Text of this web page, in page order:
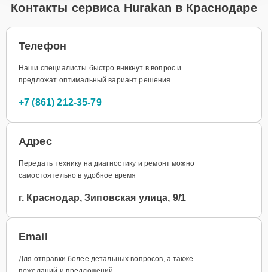
Контакты сервиса Hurakan в Краснодаре
Телефон
Наши специалисты быстро вникнут в вопрос и
предложат оптимальный вариант решения
+7 (861) 212-35-79
Адрес
Передать технику на диагностику и ремонт можно
самостоятельно в удобное время
г. Краснодар, Зиповская улица, 9/1
Email
Для отправки более детальных вопросов, а также